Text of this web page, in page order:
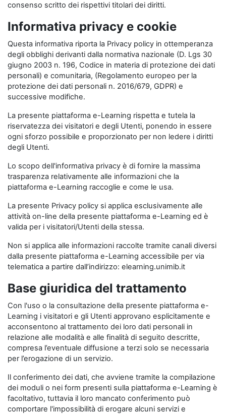
consenso scritto dei rispettivi titolari dei diritti.
Informativa privacy e cookie
Questa informativa riporta la Privacy policy in ottemperanza
degli obblighi derivanti dalla normativa nazionale (D. Lgs 30
giugno 2003 n. 196, Codice in materia di protezione dei dati
personali) e comunitaria, (Regolamento europeo per la
protezione dei dati personali n. 2016/679, GDPR) e
successive modifiche.
La presente piattaforma e-Learning rispetta e tutela la
riservatezza dei visitatori e degli Utenti, ponendo in essere
ogni sforzo possibile e proporzionato per non ledere i diritti
degli Utenti.
Lo scopo dell'informativa privacy è di fornire la massima
trasparenza relativamente alle informazioni che la
piattaforma e-Learning raccoglie e come le usa.
La presente Privacy policy si applica esclusivamente alle
attività on-line della presente piattaforma e-Learning ed è
valida per i visitatori/Utenti della stessa.
Non si applica alle informazioni raccolte tramite canali diversi
dalla presente piattaforma e-Learning accessibile per via
telematica a partire dall’indirizzo: elearning.unimib.it
Base giuridica del trattamento
Con l'uso o la consultazione della presente piattaforma e-
Learning i visitatori e gli Utenti approvano esplicitamente e
acconsentono al trattamento dei loro dati personali in
relazione alle modalità e alle finalità di seguito descritte,
compresa l’eventuale diffusione a terzi solo se necessaria
per l’erogazione di un servizio.
Il conferimento dei dati, che avviene tramite la compilazione
dei moduli o nei form presenti sulla piattaforma e-Learning è
facoltativo, tuttavia il loro mancato conferimento può
comportare l'impossibilità di erogare alcuni servizi e